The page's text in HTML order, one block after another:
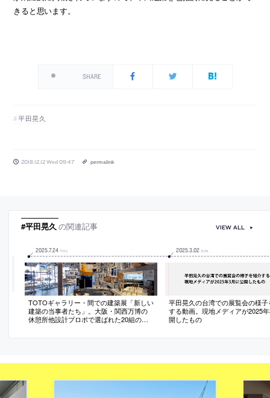
きると思います。
SHARE
平田晃久
2018.12.12 Wed 09:47 permalink
#平田晃久 の関連記事
2025.7.24 THU
TOTOギャラリー・間での建築展「新しい
建築の当事者たち」。大阪・関西万博の
休憩所他設計プロポで選ばれた20組のグ
過程を、模型や資料を通じて紹介。様々
2025.3.02 SUN
平田晃久の台湾での展覧会の様子
する動画。現地メディアが2025
開したもの
VIEW ALL